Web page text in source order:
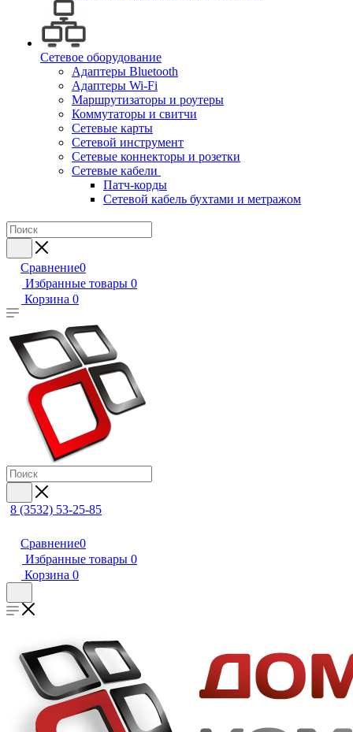
Сетевое оборудование
Адаптеры Bluetooth
Адаптеры Wi-Fi
Маршрутизаторы и роутеры
Коммутаторы и свитчи
Сетевые карты
Сетевой инструмент
Сетевые коннекторы и розетки
Сетевые кабели
Патч-корды
Сетевой кабель бухтами и метражом
Сравнение0
Избранные товары 0
Корзина 0
8 (3532) 53-25-85
Сравнение0
Избранные товары 0
Корзина 0